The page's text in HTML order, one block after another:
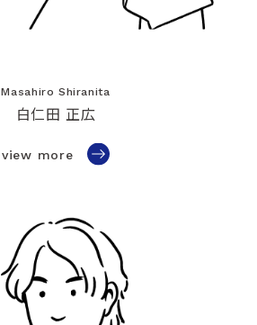
Masahiro Shiranita
白仁田 正広
view more